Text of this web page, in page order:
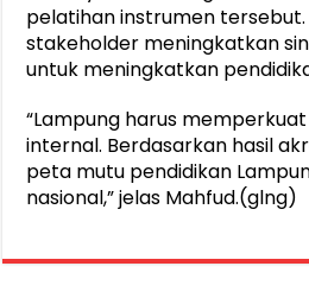
pelatihan instrumen
stakeholder meningkatkan
untuk meningkatkan
“Lampung harus
internal. Berdasarkan hasil
peta mutu pendidikan
nasional,” jelas Mahfud.(glng)